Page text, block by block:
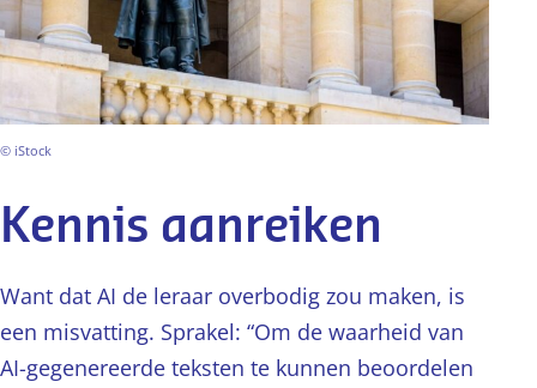
© iStock
Kennis aanreiken
Want dat AI de leraar overbodig zou maken, is
een misvatting. Sprakel: “Om de waarheid van
AI-gegenereerde teksten te kunnen beoordelen